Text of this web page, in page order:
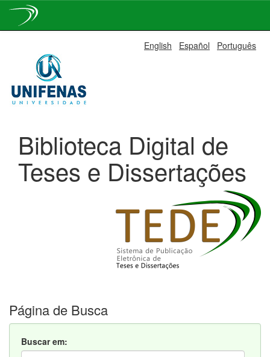
navigation
English Español Português
Biblioteca Digital de
Teses e Dissertações
Página de Busca
Buscar em: